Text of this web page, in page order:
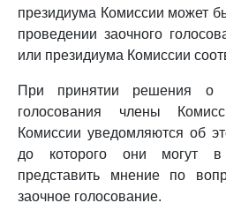
президиума Комиссии может
проведении заочного
или президиума Комиссии
При принятии решения о
голосования члены
Комиссии уведомляются об
до которого они могут
представить мнение по
заочное голосование.